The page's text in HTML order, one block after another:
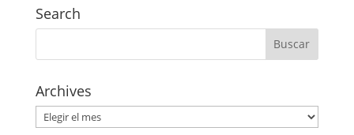
Search
Archives
Archives